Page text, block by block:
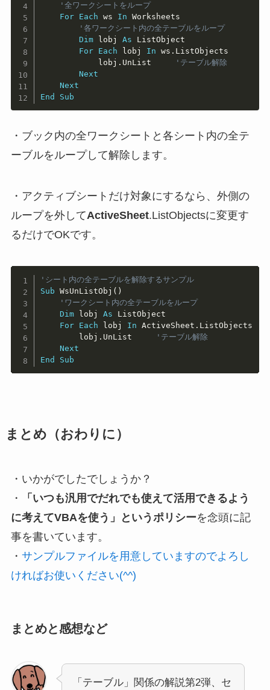
'全ワークシートをループ
For Each ws In Worksheets
'各ワークシート内の全テーブルをループ
Dim lobj As ListObject
For Each lobj In ws . ListObjects
            lobj
. UnList
'テーブル解除
Next
Next
End
Sub
・ブック内の全ワークシートと各シート内の全テ
ーブルをループして解除します。
・アクティブシートだけ対象にするなら、外側の
ループを外してActiveSheet.ListObjectsに変更す
るだけでOKです。
'シート内の全テーブルを解除するサンプル
Sub WsUnListObj ( )
'ワークシート内の全テーブルをループ
Dim lobj As ListObject
For Each lobj In ActiveSheet . ListObjects
        lobj
. UnList
'テーブル解除
Next
End
Sub
まとめ （おわりに）
・いかがでしたでしょうか？
・
「いつも汎用でだれでも使えて活用できるよう
に考えてVBAを使う」というポリシーを念頭に記
事を書いています。
・ サンプルファイルを用意していますのでよろし
ければお使いください(^^)
まとめと感想など
「テーブル」関係の解説第2弾、セ